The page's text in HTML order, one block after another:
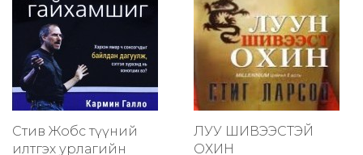
Стив Жобс түүний
илтгэх урлагийн
ЛУУ ШИВЭЭСТЭЙ
ОХИН